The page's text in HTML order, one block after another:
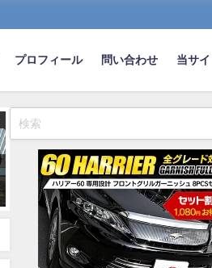
プロフィール 問い合わせ 当サ
バカ「改造車で制限速度の2倍で
タイムアタックや！」→逮捕
2022-10-29
結
な